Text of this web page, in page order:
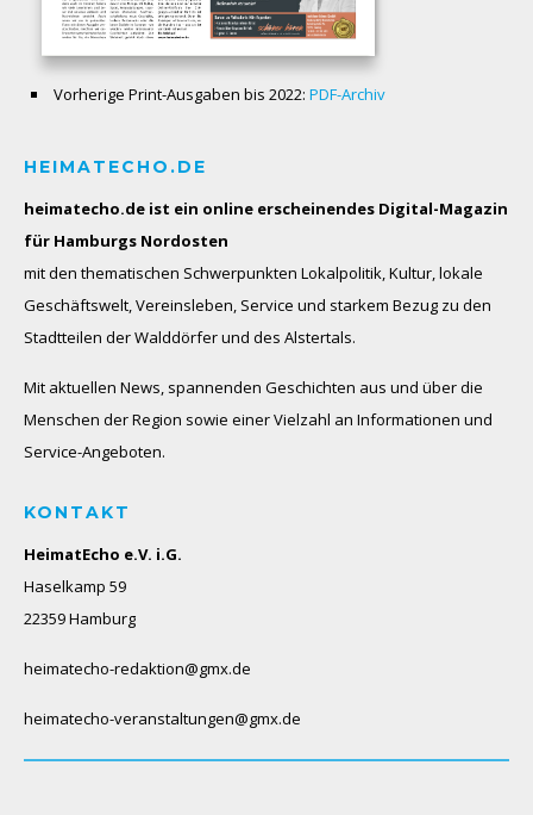
Vorherige Print-Ausgaben bis 2022: PDF-Archiv
HEIMATECHO.DE
heimatecho.de ist ein online erscheinendes Digital-Magazin
für Hamburgs Nordosten
mit den thematischen Schwerpunkten Lokalpolitik, Kultur, lokale
Geschäftswelt, Vereinsleben, Service und starkem Bezug zu den
Stadtteilen der Walddörfer und des Alstertals.
Mit aktuellen News, spannenden Geschichten aus und über die
Menschen der Region sowie einer Vielzahl an Informationen und
Service-Angeboten.
KONTAKT
HeimatEcho e.V. i.G.
Haselkamp 59
22359 Hamburg
heimatecho-redaktion@gmx.de
heimatecho-veranstaltungen@gmx.de